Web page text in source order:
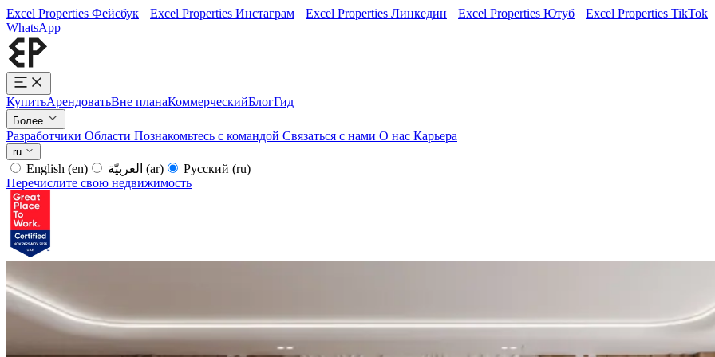
Excel Properties Фейсбук Excel Properties Инстаграм Excel Properties Линкедин Excel Properties Ютуб Excel Properties TikTok
WhatsApp
КупитьАрендоватьВне планаКоммерческийБлогГид
Более
Разработчики Области Познакомьтесь с командой Связаться с нами О нас Карьера
ru
English (en) (ar) Русский (ru)
Перечислите свою недвижимость